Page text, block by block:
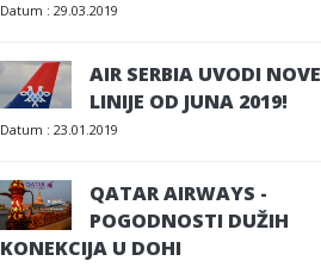
Datum : 29.03.2019
AIR SERBIA UVODI NOVE
LINIJE OD JUNA 2019!
Datum : 23.01.2019
QATAR AIRWAYS -
POGODNOSTI DUŽIH
KONEKCIJA U DOHI